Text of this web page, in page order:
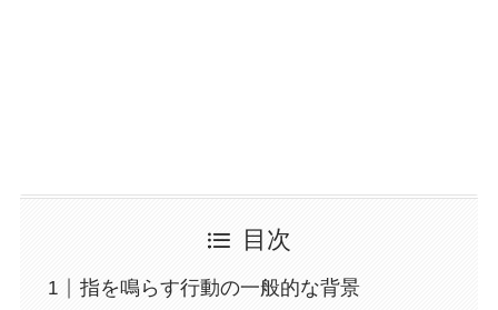
目次
指を鳴らす行動の一般的な背景